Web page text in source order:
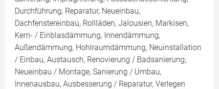
Durchführung, Reparatur, Neueinbau,
Dachfenstereinbau, Rollläden, Jalousien, Markisen,
Kern- / Einblasdämmung, Innendämmung,
Außendämmung, Hohlraumdämmung, Neuinstallation
/ Einbau, Austausch, Renovierung / Badsanierung,
Neueinbau / Montage, Sanierung / Umbau,
Innenausbau, Ausbesserung / Reparatur, Verlegen